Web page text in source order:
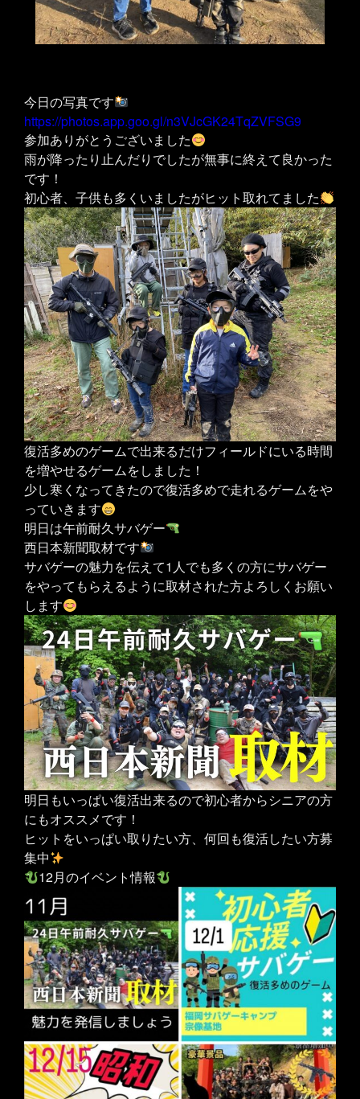
今日の写真です
https://photos.app.goo.gl/n3VJcGK24TqZVFSG9
参加ありがとうございました
雨が降ったり止んだりでしたが無事に終えて良かった
です！
初心者、子供も多くいましたがヒット取れてました
復活多めのゲームで出来るだけフィールドにいる時間
を増やせるゲームをしました！
少し寒くなってきたので復活多めで走れるゲームをや
っていきます
明日は午前耐久サバゲー
西日本新聞取材です
サバゲーの魅力を伝えて1人でも多くの方にサバゲー
をやってもらえるように取材された方よろしくお願い
します
明日もいっぱい復活出来るので初心者からシニアの方
にもオススメです！
ヒットをいっぱい取りたい方、何回も復活したい方募
集中
12月のイベント情報